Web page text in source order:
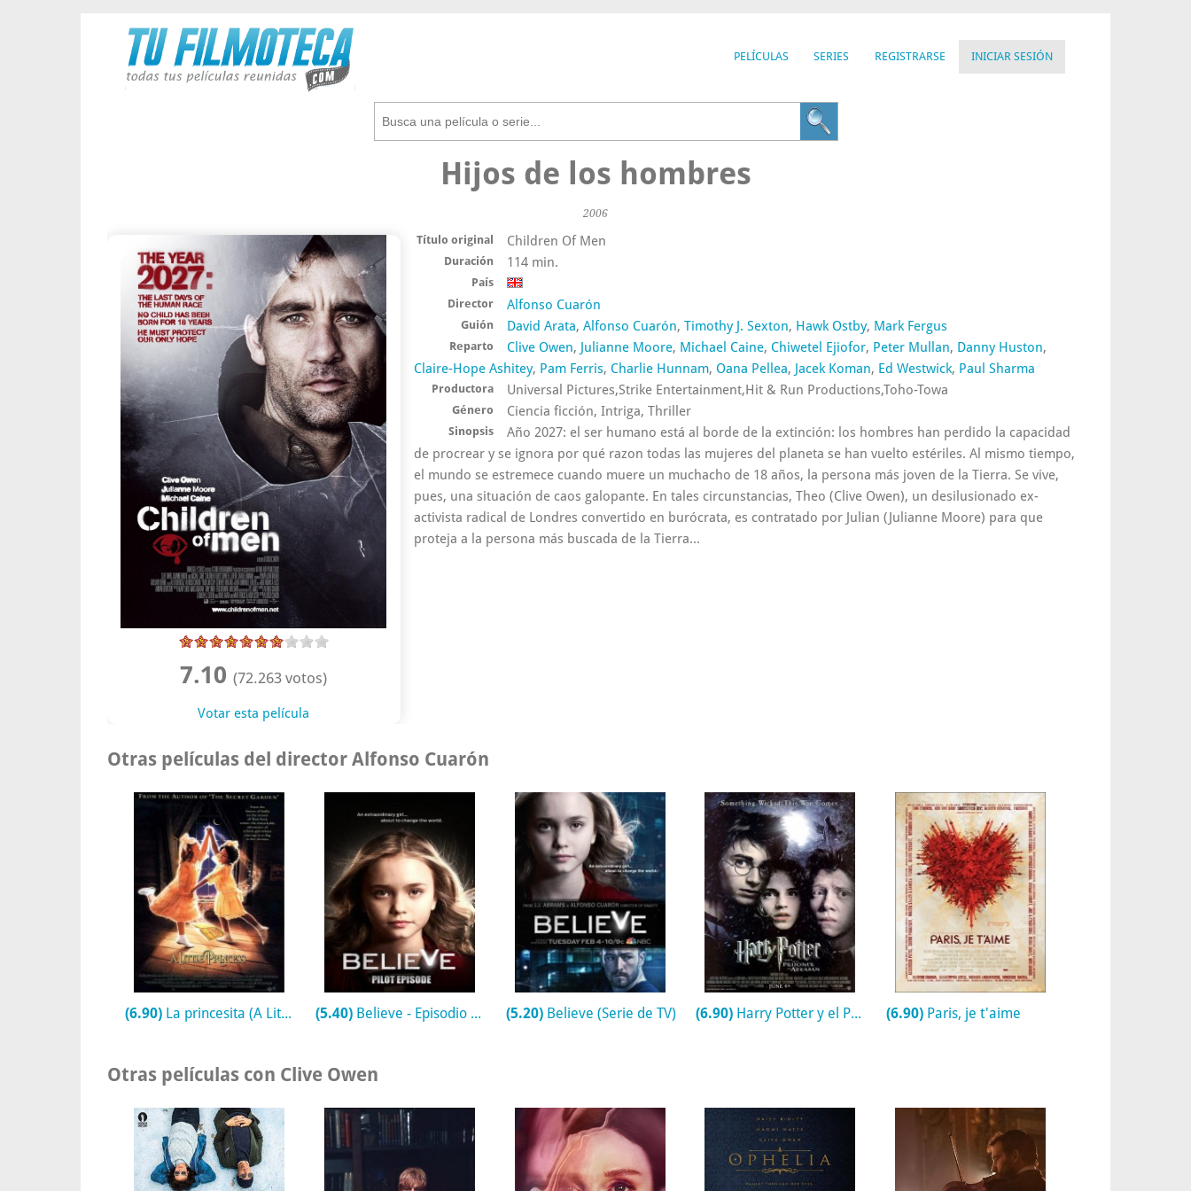
PELÍCULAS SERIES REGISTRARSE INICIAR SESIÓN
Hijos de los hombres
2006
7.10(72.263 votos)
Votar esta película
Título original Children Of Men
Duración 114 min.
País
Director
Alfonso Cuarón
Guión David Arata, Alfonso Cuarón, Timothy J. Sexton, Hawk Ostby, Mark Fergus
Reparto Clive Owen, Julianne Moore, Michael Caine, Chiwetel Ejiofor, Peter Mullan, Danny Huston,
Claire-Hope Ashitey, Pam Ferris, Charlie Hunnam, Oana Pellea, Jacek Koman, Ed Westwick, Paul Sharma
Productora Universal Pictures,Strike Entertainment,Hit & Run Productions,Toho-Towa
Género Ciencia ficción, Intriga, Thriller
Sinopsis
Año 2027: el ser humano está al borde de la extinción: los hombres han perdido la capacidad
de procrear y se ignora por qué razon todas las mujeres del planeta se han vuelto estériles. Al mismo tiempo,
el mundo se estremece cuando muere un muchacho de 18 años, la persona más joven de la Tierra. Se vive,
pues, una situación de caos galopante. En tales circunstancias, Theo (Clive Owen), un desilusionado ex-
activista radical de Londres convertido en burócrata, es contratado por Julian (Julianne Moore) para que
proteja a la persona más buscada de la Tierra...
Otras películas del director Alfonso Cuarón
(6.90) La princesita (A Little Princess) (5.40) Believe - Episodio piloto (TV) (5.20) Believe (Serie de TV) (6.90) Harry Potter y el Prisionero de Azkaban (6.90) Paris, je t'aime
Otras películas con Clive Owen